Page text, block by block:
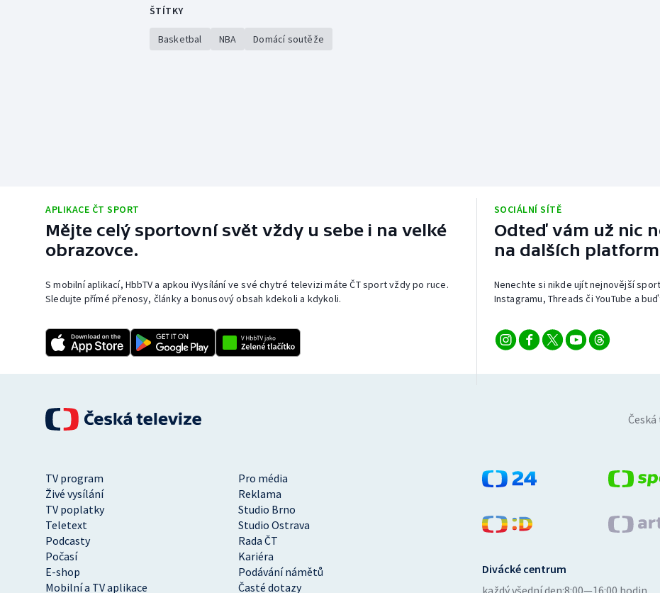
ŠTÍTKY
Basketbal NBA Domácí soutěže
APLIKACE ČT SPORT
Mějte celý sportovní svět vždy u sebe i na velké
obrazovce.
S mobilní aplikací, HbbTV a apkou iVysílání ve své chytré televizi máte ČT sport vždy po ruce.
Sledujte přímé přenosy, články a bonusový obsah kdekoli a kdykoli.
SOCIÁLNÍ SÍTĚ
Odteď vám už nic
na dalších
Nenechte si nikde ujít nejnovější
Instagramu, Threads či YouTube a
TV program
Pro média
Živé vysílání
Reklama
TV poplatky
Studio Brno
Teletext
Studio Ostrava
Podcasty
Rada ČT
Počasí
Kariéra
E-shop
Podávání námětů
Mobilní a TV aplikace
Časté dotazy
Divácké centrum